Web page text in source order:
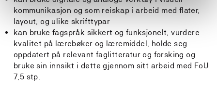
kommunikasjon og som reiskap i arbeid med flater,
layout, og ulike skrifttypar
kan bruke fagspråk sikkert og funksjonelt, vurdere
kvalitet på lærebøker og læremiddel, holde seg
oppdatert på relevant faglitteratur og forsking og
bruke sin innsikt i dette gjennom sitt arbeid med FoU
7,5 stp.